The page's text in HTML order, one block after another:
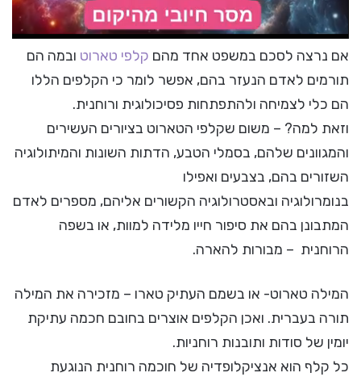
אם נרצה לסכם במשפט אחד מהם קלפי טארוט ובמה הם
תורמים לאדם הנעזר בהם, אפשר לומר כי הקלפים הללו
הם כלי לצמיחה ולהתפתחות פסיכולוגית ורוחנית.
וזאת למה? – משום שקלפי הטארוט בציורים העשירים
והמגוונים שלהם, בסמלי הטבע, הדתות השונות והמיתולוגיה
השזורים בהם, בצבעים ואפילו
בנומרולוגיה ובאסטרולוגיה הקשורים אליהם, מספרים לאדם
המתבונן בהם את סיפור חייו מלידה למוות, או בשפה
הרוחנית – מבורות להארה.
המילה טארוט- או בשמם העתיק טארו – מזכירה את המילה
תורה בעברית. ואכן הקלפים אוצרים בחובם חכמה עתיקת
יומין של סודות ותובנות רוחניות.
כל קלף הוא אנציקלופדיה של חוכמה רוחנית הנוגעת